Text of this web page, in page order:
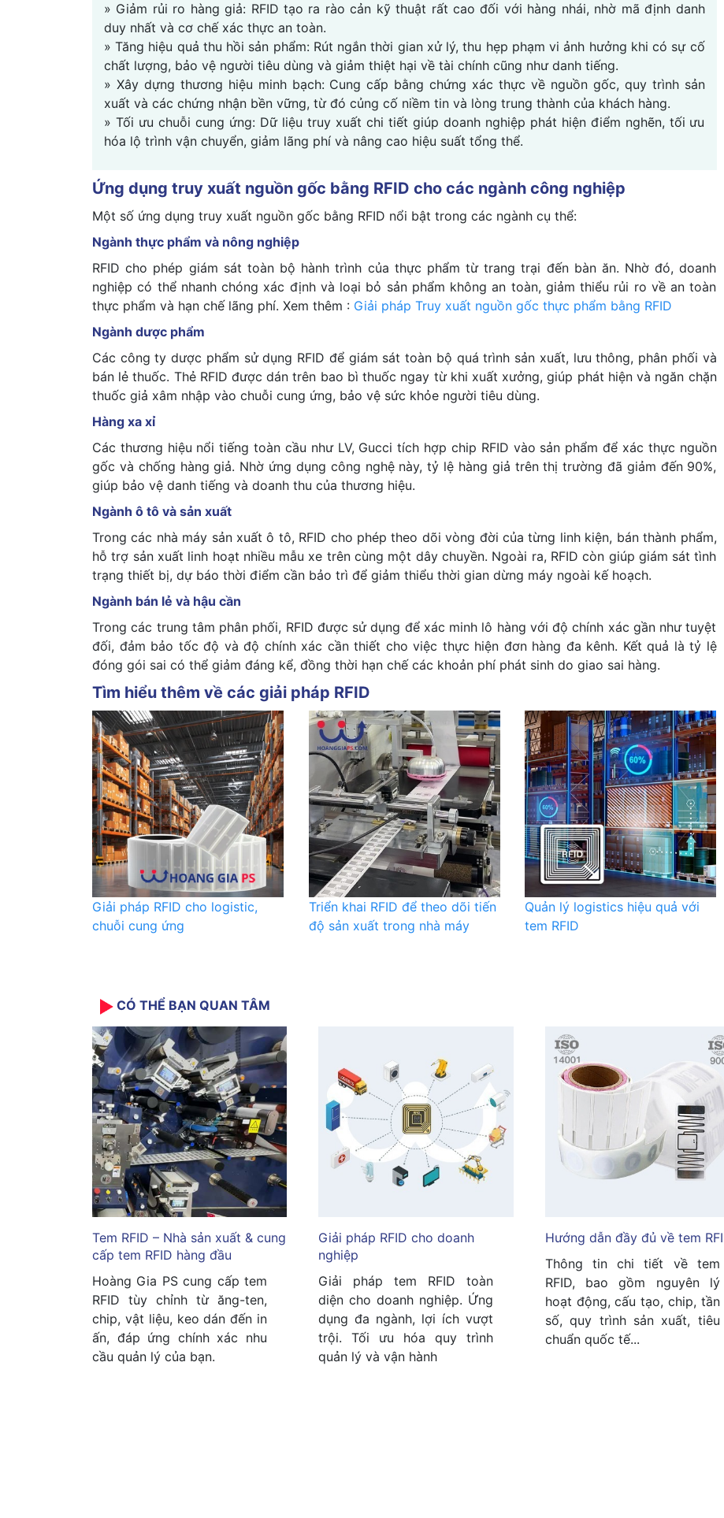
» Giảm rủi ro hàng giả: RFID tạo ra rào cản kỹ thuật rất cao đối với hàng nhái, nhờ mã định danh
duy nhất và cơ chế xác thực an toàn.
» Tăng hiệu quả thu hồi sản phẩm: Rút ngắn thời gian xử lý, thu hẹp phạm vi ảnh hưởng khi có sự cố
chất lượng, bảo vệ người tiêu dùng và giảm thiệt hại về tài chính cũng như danh tiếng.
» Xây dựng thương hiệu minh bạch: Cung cấp bằng chứng xác thực về nguồn gốc, quy trình sản
xuất và các chứng nhận bền vững, từ đó củng cố niềm tin và lòng trung thành của khách hàng.
» Tối ưu chuỗi cung ứng: Dữ liệu truy xuất chi tiết giúp doanh nghiệp phát hiện điểm nghẽn, tối ưu
hóa lộ trình vận chuyển, giảm lãng phí và nâng cao hiệu suất tổng thể.
Ứng dụng truy xuất nguồn gốc bằng RFID cho các ngành công nghiệp
Một số ứng dụng truy xuất nguồn gốc bằng RFID nổi bật trong các ngành cụ thể:
Ngành thực phẩm và nông nghiệp
RFID cho phép giám sát toàn bộ hành trình của thực phẩm từ trang trại đến bàn ăn. Nhờ đó, doanh
nghiệp có thể nhanh chóng xác định và loại bỏ sản phẩm không an toàn, giảm thiểu rủi ro về an toàn
thực phẩm và hạn chế lãng phí. Xem thêm : Giải pháp Truy xuất nguồn gốc thực phẩm bằng RFID
Ngành dược phẩm
Các công ty dược phẩm sử dụng RFID để giám sát toàn bộ quá trình sản xuất, lưu thông, phân phối và
bán lẻ thuốc. Thẻ RFID được dán trên bao bì thuốc ngay từ khi xuất xưởng, giúp phát hiện và ngăn chặn
thuốc giả xâm nhập vào chuỗi cung ứng, bảo vệ sức khỏe người tiêu dùng.
Hàng xa xỉ
Các thương hiệu nổi tiếng toàn cầu như LV, Gucci tích hợp chip RFID vào sản phẩm để xác thực nguồn
gốc và chống hàng giả. Nhờ ứng dụng công nghệ này, tỷ lệ hàng giả trên thị trường đã giảm đến 90%,
giúp bảo vệ danh tiếng và doanh thu của thương hiệu.
Ngành ô tô và sản xuất
Trong các nhà máy sản xuất ô tô, RFID cho phép theo dõi vòng đời của từng linh kiện, bán thành phẩm,
hỗ trợ sản xuất linh hoạt nhiều mẫu xe trên cùng một dây chuyền. Ngoài ra, RFID còn giúp giám sát tình
trạng thiết bị, dự báo thời điểm cần bảo trì để giảm thiểu thời gian dừng máy ngoài kế hoạch.
Ngành bán lẻ và hậu cần
Trong các trung tâm phân phối, RFID được sử dụng để xác minh lô hàng với độ chính xác gần như tuyệt
đối, đảm bảo tốc độ và độ chính xác cần thiết cho việc thực hiện đơn hàng đa kênh. Kết quả là tỷ lệ
đóng gói sai có thể giảm đáng kể, đồng thời hạn chế các khoản phí phát sinh do giao sai hàng.
Tìm hiểu thêm về các giải pháp RFID
Giải pháp RFID cho logistic,
chuỗi cung ứng
Triển khai RFID để theo dõi tiến
độ sản xuất trong nhà máy
Quản lý logistics hiệu quả với
tem RFID
CÓ THỂ BẠN QUAN TÂM
Tem RFID – Nhà sản xuất & cung
cấp tem RFID hàng đầu
Hoàng Gia PS cung cấp tem
RFID tùy chỉnh từ ăng-ten,
chip, vật liệu, keo dán đến in
ấn, đáp ứng chính xác nhu
cầu quản lý của bạn.
Giải pháp RFID cho doanh
nghiệp
Giải pháp tem RFID toàn
diện cho doanh nghiệp. Ứng
dụng đa ngành, lợi ích vượt
trội. Tối ưu hóa quy trình
quản lý và vận hành
Hướng dẫn đầy đủ về tem
Thông tin chi tiết về tem
RFID, bao gồm nguyên lý
hoạt động, cấu tạo, chip, tần
số, quy trình sản xuất, tiêu
chuẩn quốc tế...